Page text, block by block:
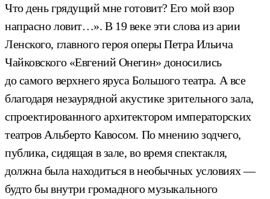
Что день грядущий мне готовит? Его мой взор
напрасно ловит…». В 19 веке эти слова из арии
Ленского, главного героя оперы Петра Ильича
Чайковского «Евгений Онегин» доносились
до самого верхнего яруса Большого театра. А все
благодаря незаурядной акустике зрительного зала,
спроектированного архитектором императорских
театров Альберто Кавосом. По мнению зодчего,
публика, сидящая в зале, во время спектакля,
должна была находиться в необычных условиях —
будто бы внутри громадного музыкального